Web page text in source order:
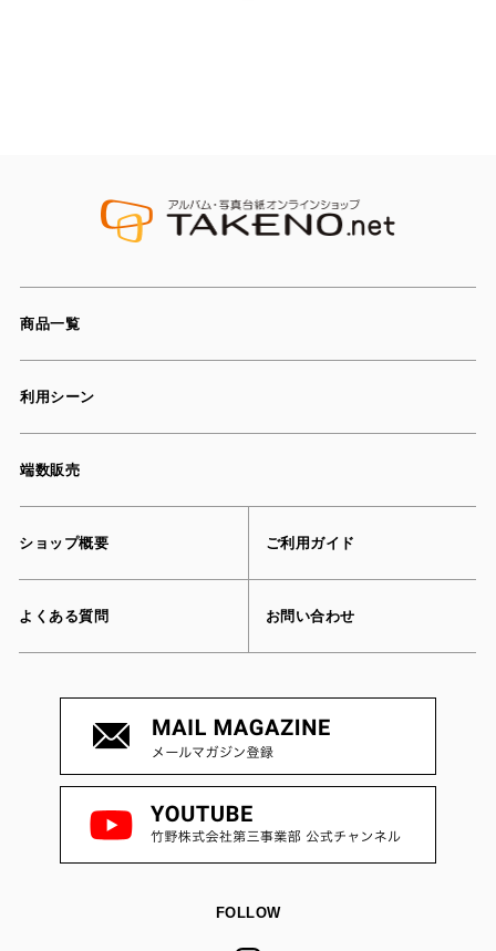
商品一覧
利用シーン
端数販売
ショップ概要 ご利用ガイド
よくある質問 お問い合わせ
FOLLOW